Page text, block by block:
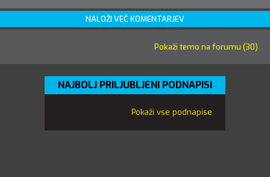
NALOŽI VEČ KOMENTARJEV
Pokaži temo na forumu (30)
NAJBOLJ PRILJUBLJENI PODNAPISI
Pokaži vse podnapise